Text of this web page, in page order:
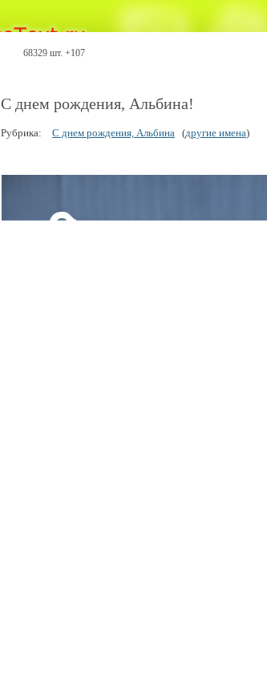
68329 шт. +107
С днем рождения, Альбина!
Рубрика: С днем рождения, Альбина (другие имена)